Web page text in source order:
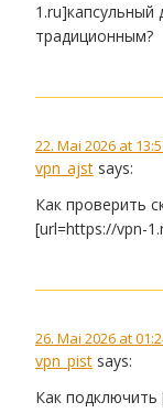
традиционным?
22. Mai 2026 at
vpn_ajst says:
Как проверить
[url=https://vpn-
26. Mai 2026 at
vpn_pist says:
Как